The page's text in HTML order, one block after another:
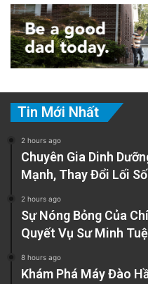
Tin Mới Nhất
2 hours ago
Chuyên Gia Dinh
Mạnh, Thay Đổi Lối
2 hours ago
Sự Nóng Bỏng Của
Quyết Vụ Sư Minh
8 hours ago
Khám Phá Máy Đào